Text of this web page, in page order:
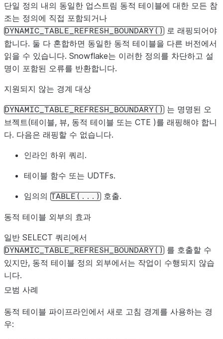
단일 정의 내의 동일한 업스트림 동적 테이블에 대한 모든 참
조는 정의에 직접 포함되거나
DYNAMIC_TABLE_REFRESH_BOUNDARY() 로 래핑되어야
합니다. 둘 다 혼합하면 동일한 동적 테이블을 다른 버전에서
읽을 수 있습니다. Snowflake는 이러한 정의를 차단하고 설
명이 포함된 오류를 반환합니다.
지원되지 않는 경계 대상
DYNAMIC_TABLE_REFRESH_BOUNDARY() 는 명명된 오
브젝트(테이블, 뷰, 동적 테이블 또는 CTE )를 래핑해야 합니
다. 다음은 래핑할 수 없습니다.
인라인 하위 쿼리.
테이블 함수 또는 UDTFs.
임의의 TABLE(...) 호출.
동적 테이블 외부의 효과
일반 SELECT 쿼리에서
DYNAMIC_TABLE_REFRESH_BOUNDARY() 를 호출할 수
있지만, 동적 테이블 정의 외부에서는 작업이 수행되지 않습
니다.
모범 사례
동적 테이블 파이프라인에서 새로 고침 경계를 사용하는 경
우: